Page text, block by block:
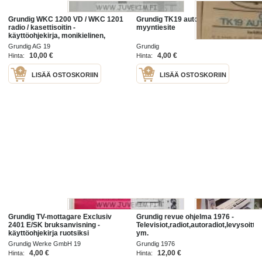
Grundig WKC 1200 VD / WKC 1201
radio / kasettisoitin -
käyttöohjekirja, monikielinen,
myös suomi
Grundig AG 19
Hinta:
10,00 €
LISÄÄ OSTOSKORIIN
Grundig TK19 automatic -
myyntiesite
Grundig
Hinta:
4,00 €
LISÄÄ OSTOSKORIIN
Grundig TV-mottagare Exclusiv
2401 E/SK bruksanvisning -
käyttöohjekirja ruotsiksi
(tiivistelmä myös englanniksi ja
saksaksi)
Grundig Werke GmbH 19
Hinta:
4,00 €
Grundig revue ohjelma 1976 -
ym.
Grundig 1976
Hinta:
12,00 €